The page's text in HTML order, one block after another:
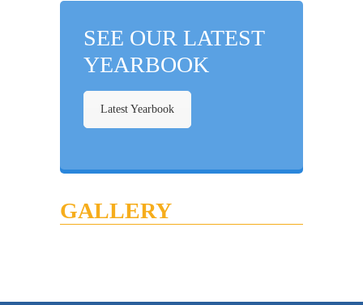
SEE OUR LATEST
YEARBOOK
Latest Yearbook
GALLERY